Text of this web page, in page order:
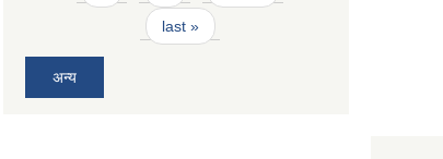
last »
अन्य